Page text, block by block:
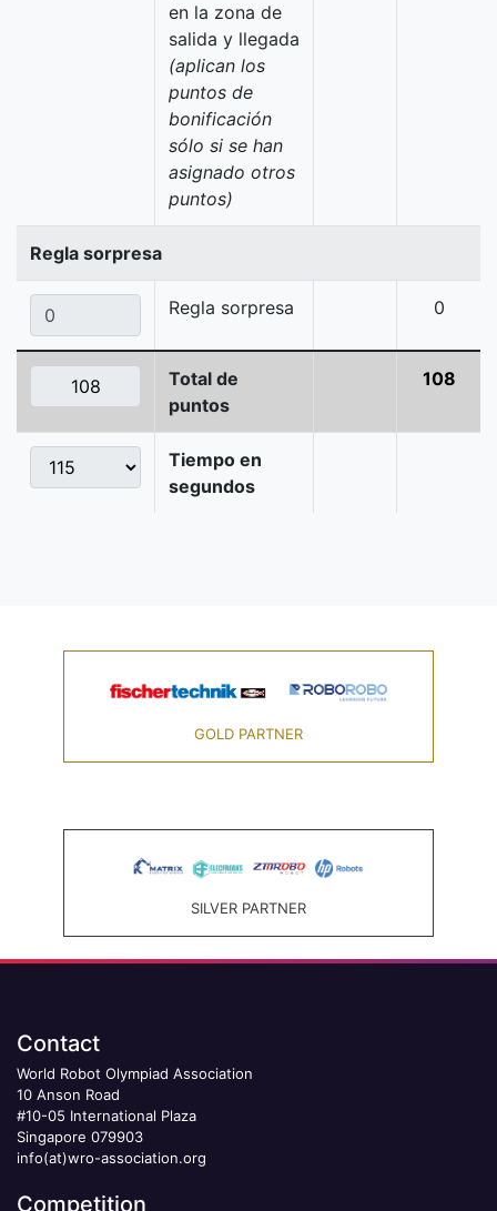
en la zona de
salida y llegada
(aplican los
puntos de
bonificación
sólo si se han
asignado otros
puntos)
Regla sorpresa
Regla sorpresa 0
Total de
puntos
108
Tiempo en
segundos
GOLD PARTNER
SILVER PARTNER
Contact
World Robot Olympiad Association
10 Anson Road
#10-05 International Plaza
Singapore 079903
info(at)wro-association.org
Competition